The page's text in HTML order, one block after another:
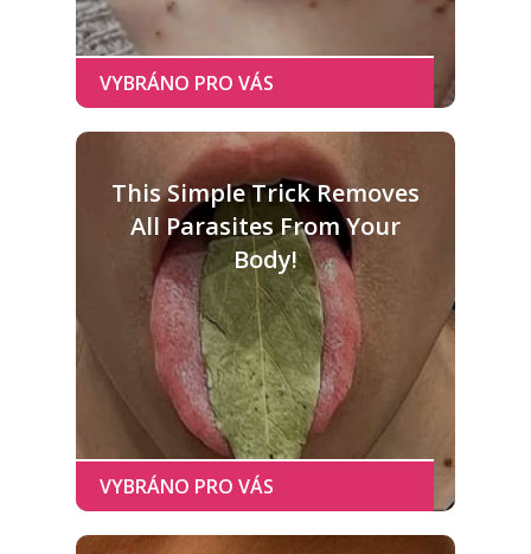
This Simple Trick Removes
All Parasites From Your
Body!